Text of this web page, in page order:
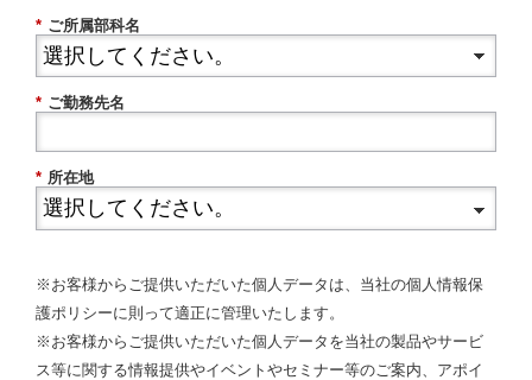
* ご所属部科名
* ご勤務先名
* 所在地
※お客様からご提供いただいた個人データは、当社の個人情報保
護ポリシーに則って適正に管理いたします。
※お客様からご提供いただいた個人データを当社の製品やサービ
ス等に関する情報提供やイベントやセミナー等のご案内、アポイ